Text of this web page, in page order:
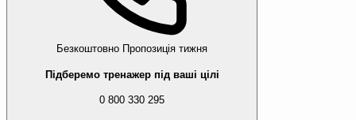
Безкоштовно Пропозиція тижня
Підберемо тренажер під ваші цілі
0 800 330 295